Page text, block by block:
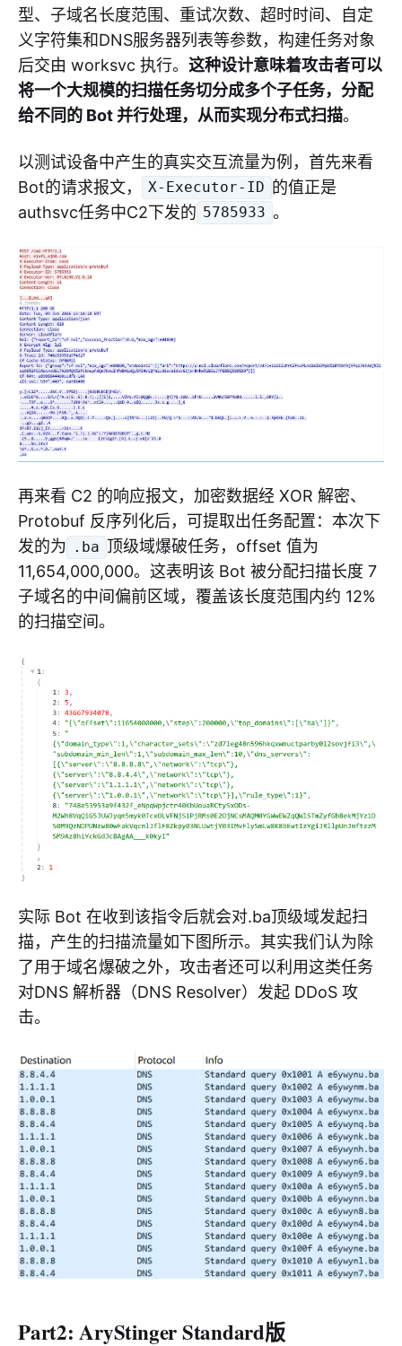
型、子域名长度范围、重试次数、超时时间、自定
义字符集和DNS服务器列表等参数，构建任务对象
后交由 worksvc 执行。 这种设计意味着攻击者可以
将一个大规模的扫描任务切分成多个子任务，分配
给不同的 Bot 并行处理，从而实现分布式扫描。
以测试设备中产生的真实交互流量为例，首先来看
Bot的请求报文，
X-Executor-ID 的值正是
authsvc任务中C2下发的 5785933 。
再来看 C2 的响应报文，加密数据经 XOR 解密、
Protobuf 反序列化后，可提取出任务配置：本次下
发的为 .ba 顶级域爆破任务，offset 值为
11,654,000,000。这表明该 Bot 被分配扫描长度 7
子域名的中间偏前区域，覆盖该长度范围内约 12%
的扫描空间。
实际 Bot 在收到该指令后就会对.ba顶级域发起扫
描，产生的扫描流量如下图所示。其实我们认为除
了用于域名爆破之外，攻击者还可以利用这类任务
对DNS 解析器（DNS Resolver）发起 DDoS 攻
击。
Part2: AryStinger Standard版